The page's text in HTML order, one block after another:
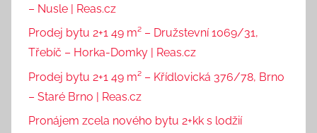
– Nusle | Reas.cz
Prodej bytu 2+1 49 m² – Družstevní 1069/31,
Třebíč – Horka-Domky | Reas.cz
Prodej bytu 2+1 49 m² – Křídlovická 376/78, Brno
– Staré Brno | Reas.cz
Pronájem zcela nového bytu 2+kk s lodžií